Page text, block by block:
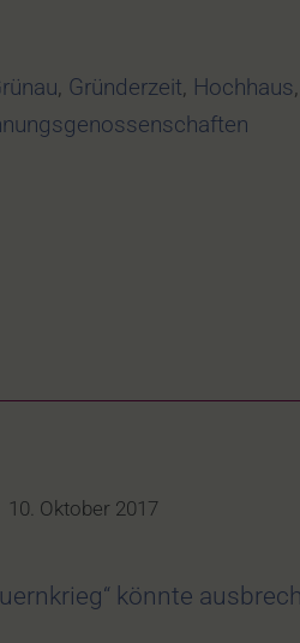
, Gründerzeit, Hochhaus,
10. Oktober 2017
könnte